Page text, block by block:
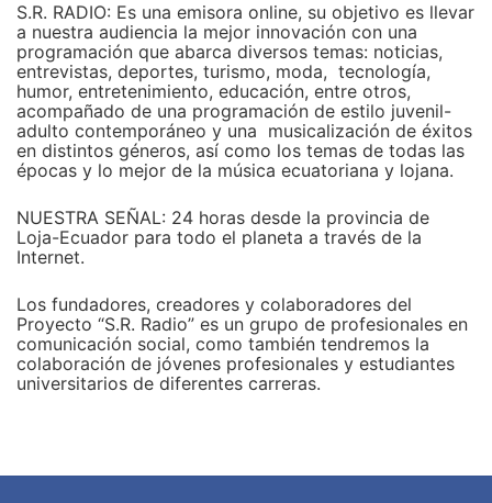
S.R. RADIO: Es una emisora online, su objetivo es llevar
a nuestra audiencia la mejor innovación con una
programación que abarca diversos temas: noticias,
entrevistas, deportes, turismo, moda, tecnología,
humor, entretenimiento, educación, entre otros,
acompañado de una programación de estilo juvenil-
adulto contemporáneo y una musicalización de éxitos
en distintos géneros, así como los temas de todas las
épocas y lo mejor de la música ecuatoriana y lojana.
NUESTRA SEÑAL: 24 horas desde la provincia de
Loja-Ecuador para todo el planeta a través de la
Internet.
Los fundadores, creadores y colaboradores del
Proyecto “S.R. Radio” es un grupo de profesionales en
comunicación social, como también tendremos la
colaboración de jóvenes profesionales y estudiantes
universitarios de diferentes carreras.